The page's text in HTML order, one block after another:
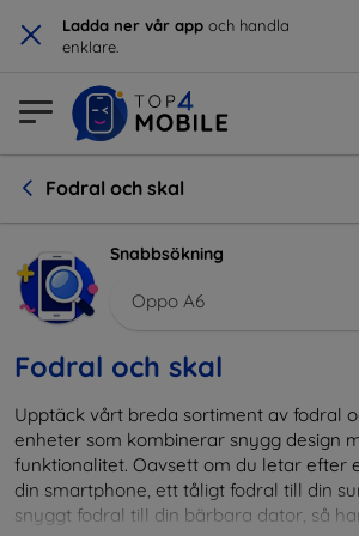
× Ladda ner vår app och handla
enklare.
Fodral och skal
Snabbsökning
Oppo A6
Fodral och skal
Upptäck vårt breda sortiment av fodral
enheter som kombinerar snygg design
funktionalitet. Oavsett om du letar efter
din smartphone, ett tåligt fodral till din
snyggt fodral till din bärbara dator, så